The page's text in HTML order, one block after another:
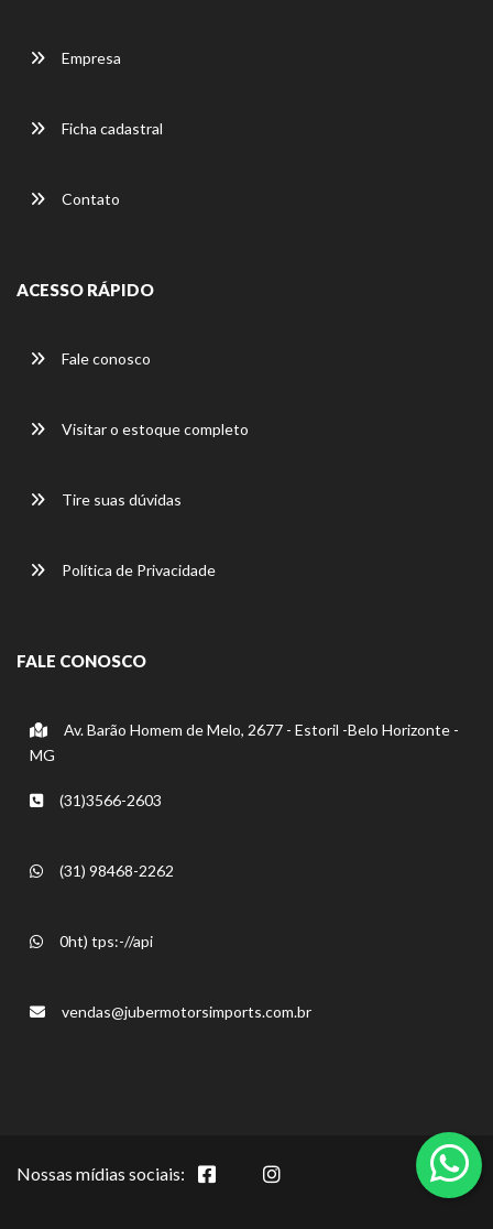
Empresa
Ficha cadastral
Contato
ACESSO RÁPIDO
Fale conosco
Visitar o estoque completo
Tire suas dúvidas
Política de Privacidade
FALE CONOSCO
Av. Barão Homem de Melo, 2677 - Estoril -Belo Horizonte -
MG
(31)3566-2603
(31) 98468-2262
0ht) tps:-//api
vendas@jubermotorsimports.com.br
Nossas mídias sociais: